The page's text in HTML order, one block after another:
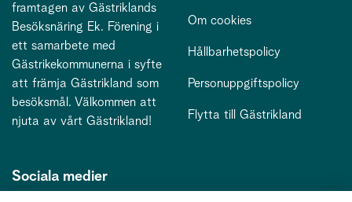
framtagen av Gästriklands
Besöksnäring Ek. Förening i
ett samarbete med
Gästrikekommunerna i syfte
att främja Gästrikland som
besöksmål. Välkommen att
njuta av vårt Gästrikland!
Om cookies
Hållbarhetspolicy
Personuppgiftspolicy
Flytta till Gästrikland
Sociala medier